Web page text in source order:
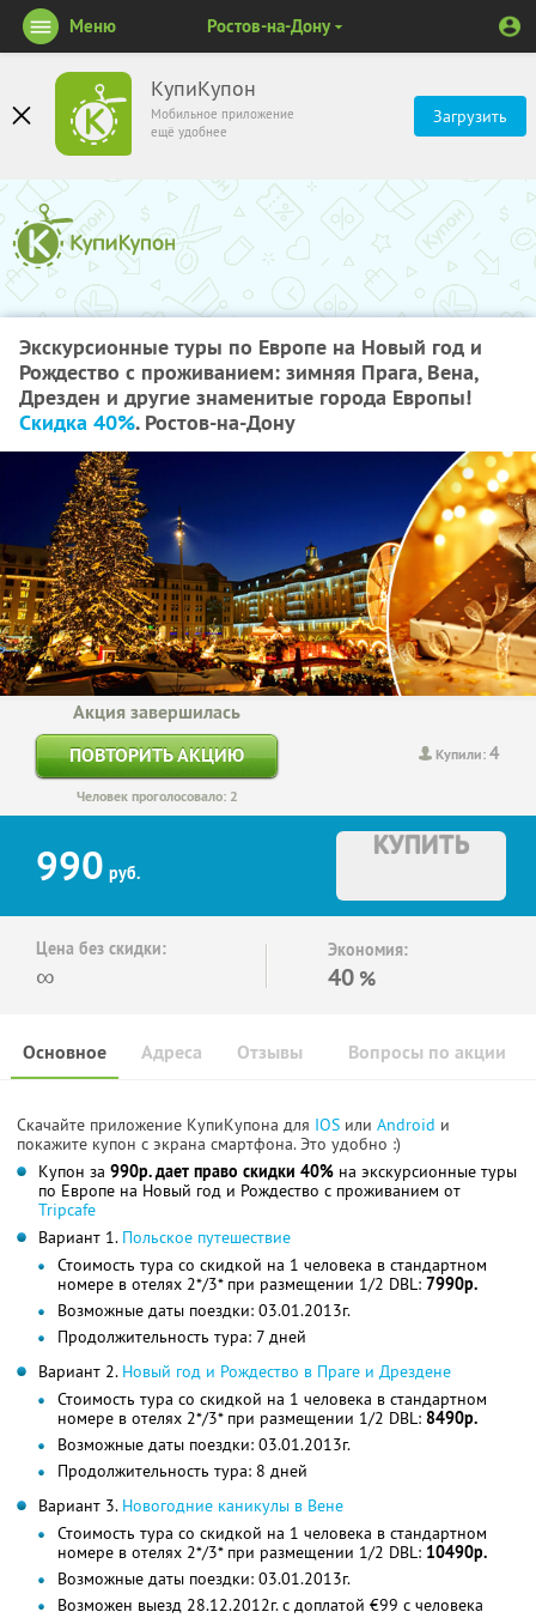
КупиКупон
Мобильное приложение
ещё удобнее
Загрузить
Меню Ростов-на-Дону
Экскурсионные туры по Европе на Новый год и
Рождество с проживанием: зимняя Прага, Вена,
Дрезден и другие знаменитые города Европы!
Скидка 40%. Ростов-на-Дону
Купили:4
Акция завершилась
ПОВТОРИТЬ АКЦИЮ
Человек проголосовало: 2
990 руб.
КУПИТЬ
Цена без скидки:
∞
Экономия:
40 %
Основное Отзывы Вопросы по акции
Адреса
Скачайте приложение КупиКупона для IOS или Android и
покажите купон с экрана смартфона. Это удобно :)
Купон за 990р. дает право скидки 40% на экскурсионные туры
по Европе на Новый год и Рождество с проживанием от
Tripcafe
Вариант 1. Польское путешествие
Стоимость тура со скидкой на 1 человека в стандартном
номере в отелях 2*/3* при размещении 1/2 DBL: 7990р.
Возможные даты поездки: 03.01.2013г.
Продолжительность тура: 7 дней
Вариант 2. Новый год и Рождество в Праге и Дрездене
Стоимость тура со скидкой на 1 человека в стандартном
номере в отелях 2*/3* при размещении 1/2 DBL: 8490р.
Возможные даты поездки: 03.01.2013г.
Продолжительность тура: 8 дней
Вариант 3. Новогодние каникулы в Вене
Стоимость тура со скидкой на 1 человека в стандартном
номере в отелях 2*/3* при размещении 1/2 DBL: 10490р.
Возможные даты поездки: 03.01.2013г.
Возможен выезд 28.12.2012г. с доплатой €99 с человека